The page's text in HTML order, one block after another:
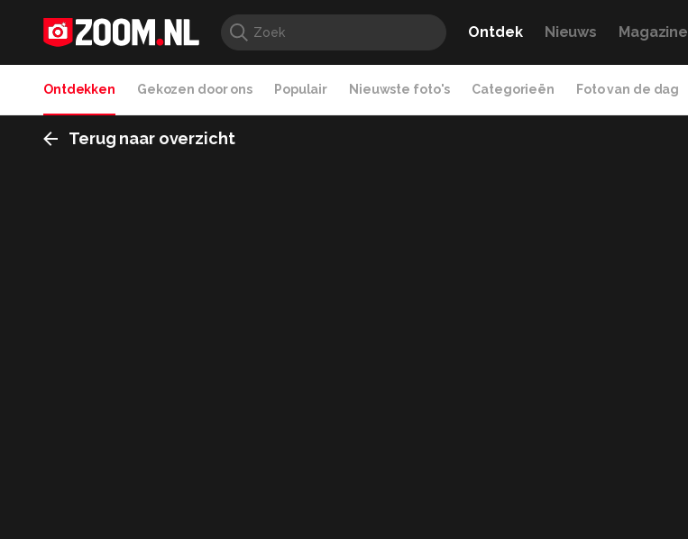
Ontdek Nieuws Magazine
Ontdekken Gekozen door ons Populair Nieuwste foto's Categorieën Foto van de dag
Terug naar overzicht